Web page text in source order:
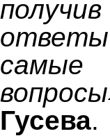
Гусева.